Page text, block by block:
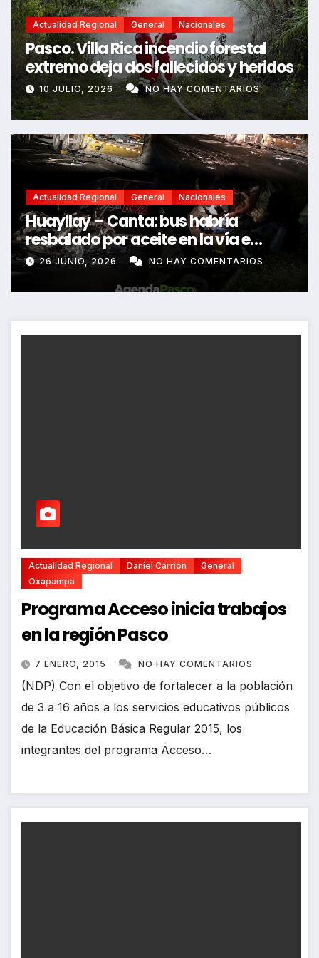
Actualidad Regional General Nacionales
Pasco. Villa Rica incendio forestal
extremo deja dos fallecidos y heridos
10 JULIO, 2026 NO HAY COMENTARIOS
Actualidad Regional General Nacionales
Huayllay – Canta: bus habría
resbalado por aceite en la vía e
impactó auto siniestrado dejando
26 JUNIO, 2026 NO HAY COMENTARIOS
Actualidad Regional Daniel Carrión
General
Oxapampa
Programa Acceso inicia trabajos
en la región Pasco‏
7 ENERO, 2015 NO HAY COMENTARIOS
(NDP) Con el objetivo de fortalecer a la población
de 3 a 16 años a los servicios educativos públicos
de la Educación Básica Regular 2015, los
integrantes del programa Acceso…